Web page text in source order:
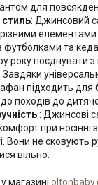
для
стиль: Джинсовий
різними
та
року поєднувати
підходить для
походів до
: Джинсові
при носінні
Вони не сковують
вільно.
магазині